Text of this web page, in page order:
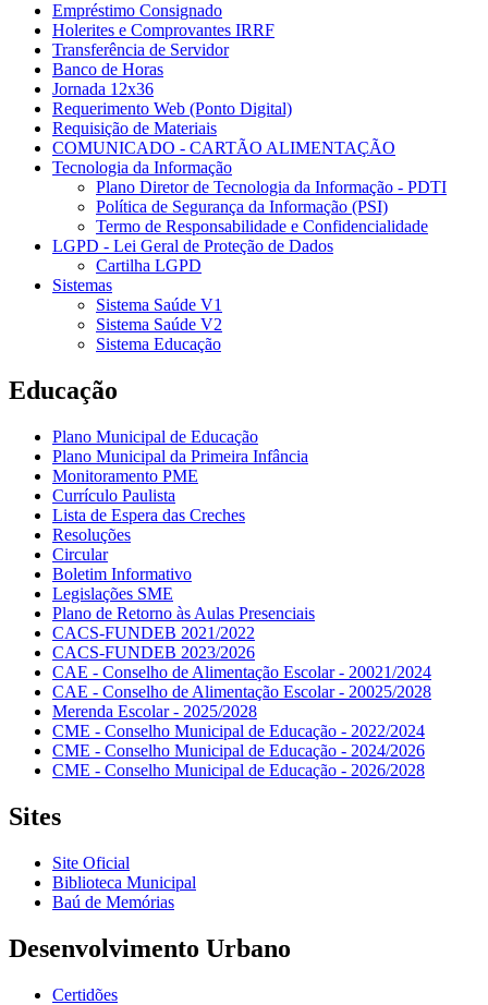
Empréstimo Consignado
Holerites e Comprovantes IRRF
Transferência de Servidor
Banco de Horas
Jornada 12x36
Requerimento Web (Ponto Digital)
Requisição de Materiais
COMUNICADO - CARTÃO ALIMENTAÇÃO
Tecnologia da Informação
Plano Diretor de Tecnologia da Informação - PDTI
Política de Segurança da Informação (PSI)
Termo de Responsabilidade e Confidencialidade
LGPD - Lei Geral de Proteção de Dados
Cartilha LGPD
Sistemas
Sistema Saúde V1
Sistema Saúde V2
Sistema Educação
Educação
Plano Municipal de Educação
Plano Municipal da Primeira Infância
Monitoramento PME
Currículo Paulista
Lista de Espera das Creches
Resoluções
Circular
Boletim Informativo
Legislações SME
Plano de Retorno às Aulas Presenciais
CACS-FUNDEB 2021/2022
CACS-FUNDEB 2023/2026
CAE - Conselho de Alimentação Escolar - 20021/2024
CAE - Conselho de Alimentação Escolar - 20025/2028
Merenda Escolar - 2025/2028
CME - Conselho Municipal de Educação - 2022/2024
CME - Conselho Municipal de Educação - 2024/2026
CME - Conselho Municipal de Educação - 2026/2028
Sites
Site Oficial
Biblioteca Municipal
Baú de Memórias
Desenvolvimento Urbano
Certidões